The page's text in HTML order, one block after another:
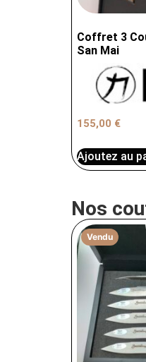
Coffret 3
San Mai
155,00 €
Ajoutez au
Nos
Vendu